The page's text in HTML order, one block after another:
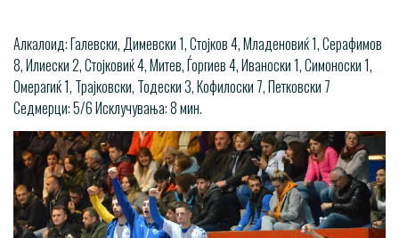
Алкалоид: Галевски, Димевски 1, Стојков 4, Младеновиќ 1, Серафимов
8, Илиески 2, Стојковиќ 4, Митев, Ѓоргиев 4, Иваноски 1, Симоноски 1,
Омерагиќ 1, Трајковски, Тодески 3, Кофилоски 7, Петковски 7
Седмерци: 5/6 Исклучувања: 8 мин.